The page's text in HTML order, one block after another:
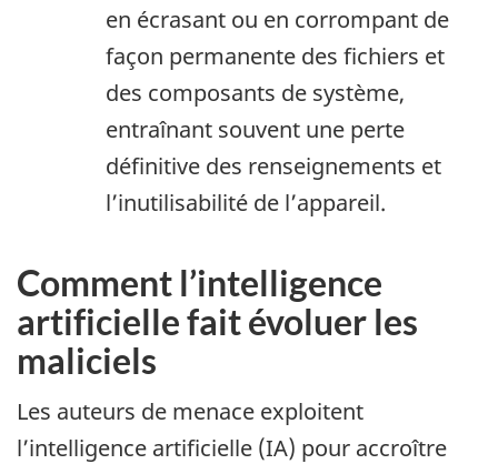
en écrasant ou en corrompant de
façon permanente des fichiers et
des composants de système,
entraînant souvent une perte
définitive des renseignements et
l’inutilisabilité de l’appareil.
Comment l’intelligence
artificielle fait évoluer les
maliciels
Les auteurs de menace exploitent
l’intelligence artificielle (IA) pour accroître